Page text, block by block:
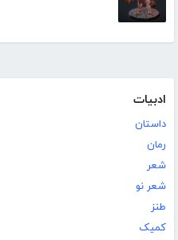
ادبیات
داستان
رمان
شعر
شعر نو
طنز
کمیک